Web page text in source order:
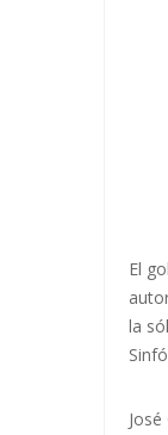
El
la